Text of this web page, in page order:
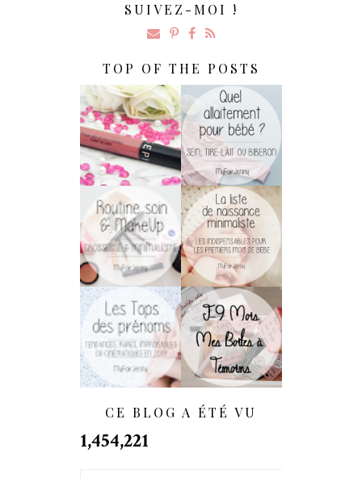
SUIVEZ-MOI !
TOP OF THE POSTS
Rouge Velouté
Sans Transfert De
Sephora : LA
Surprise !
Allaitement :
Biberon, Sein Ou
Tire-Lait ?
Soins & MakeUp
De Grossesse
Pour Les
Minimalistes !
[Maternité] La
Liste De Naissance
Minimaliste
[Maternité] Le
Cruel Choix Du
Prénom !
[WEDDING] J-9
Mois | DIY : Nos
Boîtes À Témoins
- (BestMan Box)
CE BLOG A ÉTÉ VU
1,454,221